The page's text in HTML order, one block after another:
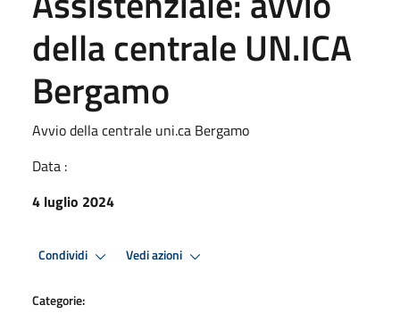
della centrale UN.ICA
Bergamo
Avvio della centrale uni.ca Bergamo
Data :
4 luglio 2024
Condividi Vedi azioni
Categorie: